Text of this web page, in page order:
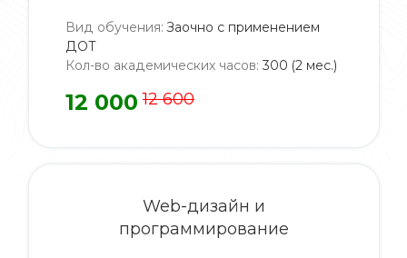
Вид обучения: Заочно с применением
ДОТ
Кол-во академических часов: 300 (2 мес.)
12 000 12 600
Web-дизайн и
программирование